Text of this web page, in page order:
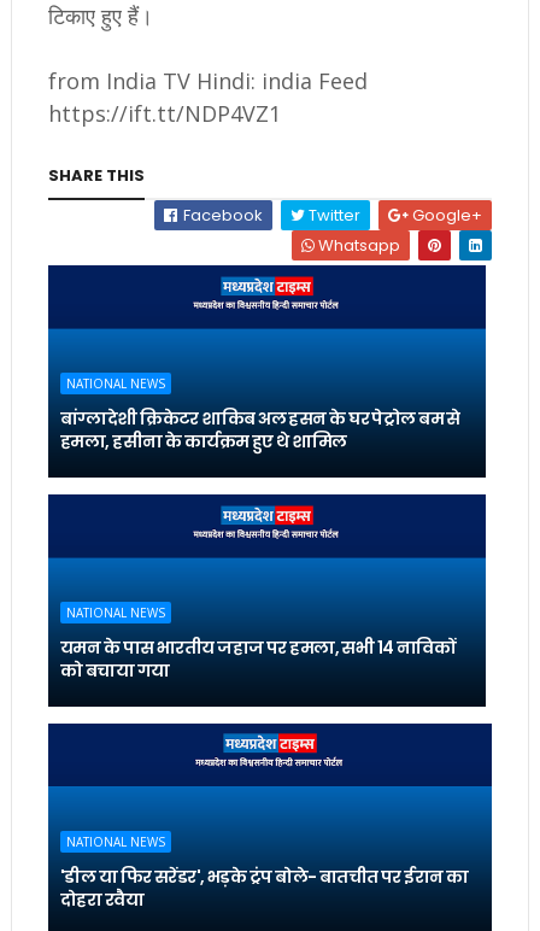
टिकाए हुए हैं।
from India TV Hindi: india Feed
https://ift.tt/NDP4VZ1
SHARE THIS
Facebook
Twitter
Google+
Whatsapp
NATIONAL NEWS
बांग्लादेशी क्रिकेटर शाकिब अल हसन के घर पेट्रोल बम से
हमला, हसीना के कार्यक्रम हुए थे शामिल
NATIONAL NEWS
यमन के पास भारतीय जहाज पर हमला, सभी 14 नाविकों
को बचाया गया
NATIONAL NEWS
'डील या फिर सरेंडर', भड़के ट्रंप बोले- बातचीत पर ईरान का
दोहरा रवैया